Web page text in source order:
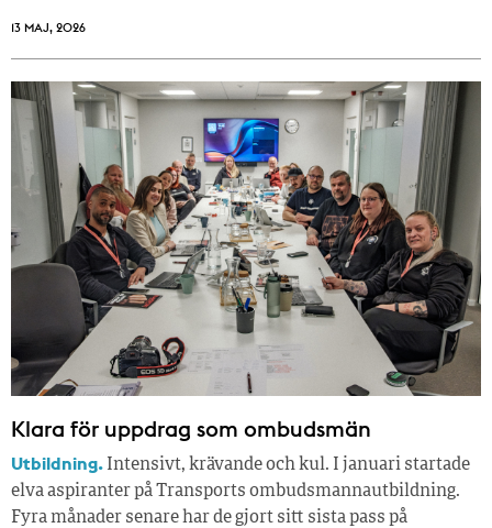
13 MAJ, 2026
Klara för uppdrag som ombudsmän
Utbildning. Intensivt, krävande och kul. I januari startade
elva aspiranter på Transports ombudsmannautbildning.
Fyra månader senare har de gjort sitt sista pass på